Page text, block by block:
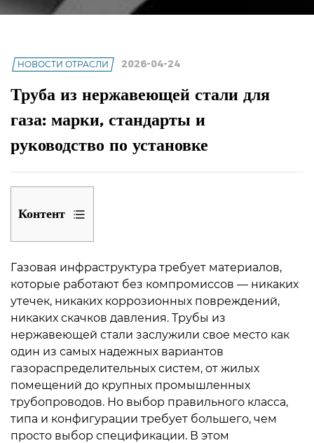
НОВОСТИ ОТРАСЛИ 2026-04-24
Труба из нержавеющей стали для
газа: марки, стандарты и
руководство по установке
Контент
1
Почему
трубам
из
нержавеющей
стали
доверяют
в
газовых
системах
2
Газовая инфраструктура требует материалов,
которые работают без компромиссов — никаких
утечек, никаких коррозионных повреждений,
никаких скачков давления. Трубы из
нержавеющей стали заслужили свое место как
один из самых надежных вариантов
газораспределительных систем, от жилых
помещений до крупных промышленных
трубопроводов. Но выбор правильного класса,
типа и конфигурации требует большего, чем
просто выбор спецификации. В этом